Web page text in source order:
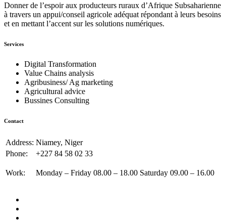
Donner de l’espoir aux producteurs ruraux d’Afrique Subsaharienne
à travers un appui/conseil agricole adéquat répondant à leurs besoins
et en mettant l’accent sur les solutions numériques.
Services
Digital Transformation
Value Chains analysis
Agribusiness/ Ag marketing
Agricultural advice
Bussines Consulting
Contact
Address: Niamey, Niger
Phone:
+227 84 58 02 33
Work: Monday – Friday 08.00 – 18.00 Saturday 09.00 – 16.00